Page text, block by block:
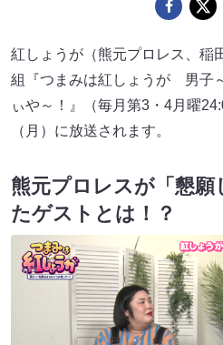
紅しょうが（熊元プロレス、稲
組『つまみは紅しょうが 男子
ぃや～！』（毎月第3・4月曜
（月）に放送されます。
熊元プロレスが「懇願
たゲストとは！？